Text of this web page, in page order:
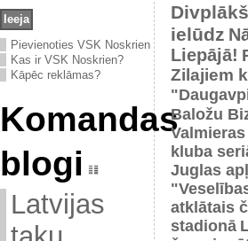
Pievienoties VSK Noskrien
Kas ir VSK Noskrien?
Kāpēc reklāmas?
Komandas
blogi
Latvijas
ielūdz
Liepājā!
Zilajiem
Baložu
kluba
Juglas
atklātais
stadionā